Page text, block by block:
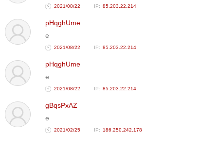
2021/08/22 85.203.22.214
pHqghUme
e
2021/08/22 85.203.22.214
pHqghUme
e
2021/08/22 85.203.22.214
gBqsPxAZ
e
2021/02/25 186.250.242.178